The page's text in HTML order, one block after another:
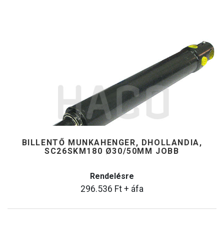
BILLENTŐ MUNKAHENGER, DHOLLANDIA,
SC26SKM180 Ø30/50MM JOBB
Rendelésre
296.536 Ft + áfa